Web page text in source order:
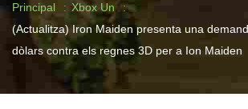
Principal
Xbox Un
(Actualitza) Iron Maiden presenta una
dòlars contra els regnes 3D per a Ion Maiden